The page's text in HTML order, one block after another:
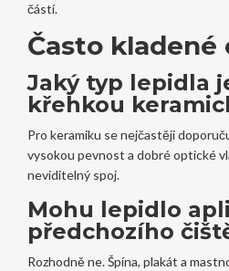
částí.
Často kladené
Jaký typ lepidla
křehkou
Pro keramiku se nejčastěji
vysokou pevnost a dobré optické
neviditelný spoj.
Mohu lepidlo
předchozího
Rozhodně ne. Špína, plakát a